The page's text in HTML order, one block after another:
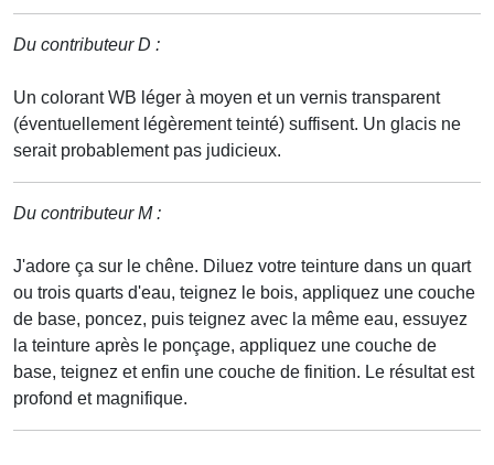
Du contributeur D :
Un colorant WB léger à moyen et un vernis transparent
(éventuellement légèrement teinté) suffisent. Un glacis ne
serait probablement pas judicieux.
Du contributeur M :
J'adore ça sur le chêne. Diluez votre teinture dans un quart
ou trois quarts d'eau, teignez le bois, appliquez une couche
de base, poncez, puis teignez avec la même eau, essuyez
la teinture après le ponçage, appliquez une couche de
base, teignez et enfin une couche de finition. Le résultat est
profond et magnifique.